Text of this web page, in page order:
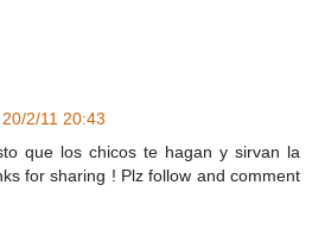
20/2/11 20:43
que los chicos te hagan y sirvan la
for sharing ! Plz follow and comment